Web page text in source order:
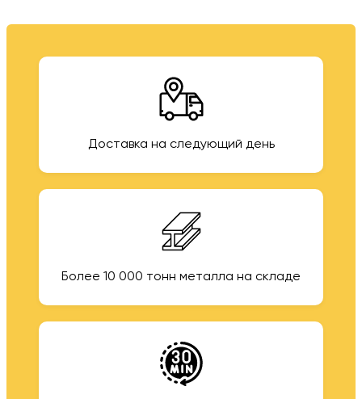
Доставка на следующий день
Более 10 000 тонн металла на складе